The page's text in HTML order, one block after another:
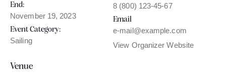
End:
November 19, 2023
Event Category:
Sailing
8 (800) 123-45-67
Email
e-mail@example.com
View Organizer Website
Venue